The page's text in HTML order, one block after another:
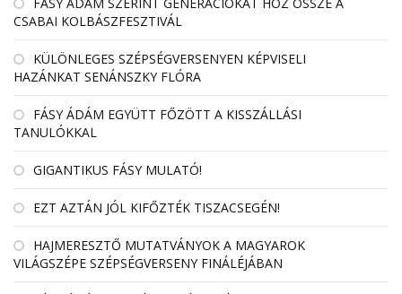
CSABAI KOLBÁSZFESZTIVÁL
KÜLÖNLEGES SZÉPSÉGVERSENYEN KÉPVISELI
HAZÁNKAT SENÁNSZKY FLÓRA
FÁSY ÁDÁM EGYÜTT FŐZÖTT A KISSZÁLLÁSI
TANULÓKKAL
GIGANTIKUS FÁSY MULATÓ!
EZT AZTÁN JÓL KIFŐZTÉK TISZACSEGÉN!
HAJMERESZTŐ MUTATVÁNYOK A MAGYAROK
VILÁGSZÉPE SZÉPSÉGVERSENY FINÁLÉJÁBAN